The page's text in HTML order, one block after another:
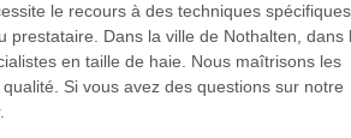
le recours à des techniques
prestataire. Dans la ville de Nothalten, dans
en taille de haie. Nous maîtrisons les
Si vous avez des questions sur notre